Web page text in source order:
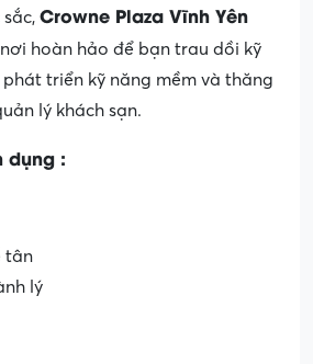
Crowne Plaza Vĩnh Yên
hoàn hảo để bạn trau dồi kỹ
phát triển kỹ năng mềm và thăng
lý khách sạn.
dụng :
tân
lý